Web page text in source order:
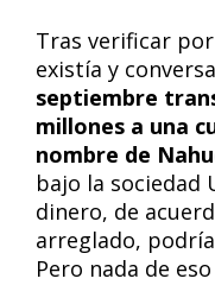
Tras verificar
existía y
septiembre
millones a una
nombre de
bajo la sociedad
dinero, de
arreglado,
Pero nada de